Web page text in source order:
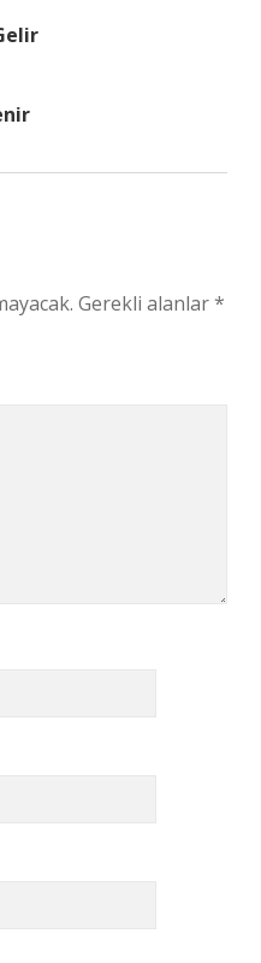
Gerekli alanlar*